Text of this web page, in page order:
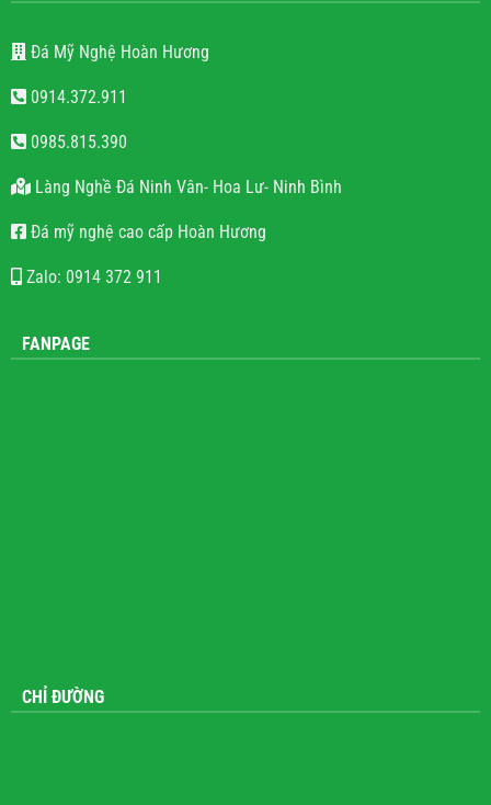
Đá Mỹ Nghệ Hoàn Hương
0914.372.911
0985.815.390
Làng Nghề Đá Ninh Vân- Hoa Lư- Ninh Bình
Đá mỹ nghệ cao cấp Hoàn Hương
Zalo: 0914 372 911
FANPAGE
CHỈ ĐƯỜNG